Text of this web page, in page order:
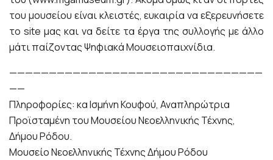
του μουσείου είναι κλειστές, ευκαιρία να εξερευνήσετε
το site μας και να δείτε τα έργα της συλλογής με άλλο
μάτι παίζοντας Ψηφιακά Μουσειοπαιχνίδια.
————————————————————————————————
——
Πληροφορίες: κα Ισμήνη Κουφού, Αναπληρώτρια
Προϊσταμένη του Μουσείου Νεοελληνικής Τέχνης,
Δήμου Ρόδου.
Μουσείο Νεοελληνικής Τέχνης Δήμου Ρόδου